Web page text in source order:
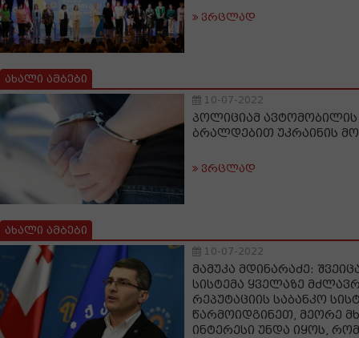
ვრცლად
ახალი ამბები
10-07-2022
პოლიციამ
ბრალდებით უკრაინის
ვრცლად
ახალი ამბები
10-07-2022
მამუკა მდინარაძე:
სისტემა ყველაზე
რეპუტაციის საბანკო
წარმოიდგინეთ, მეორე
ინტერესი უნდა იყოს,